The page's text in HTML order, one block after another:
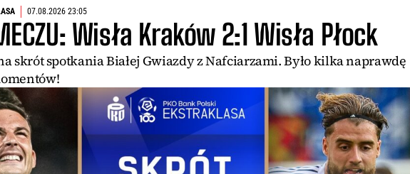
07.08.2026 23:05
Wisła Kraków 2:1 Wisła Płock
skrót spotkania Białej Gwiazdy z Nafciarzami. Było kilka naprawdę